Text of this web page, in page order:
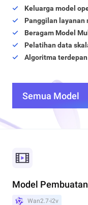
Keluarga model
Panggilan layanan
Beragam Model
Pelatihan data
Algoritma
Semua Model
Model
Wan2.7-i2v